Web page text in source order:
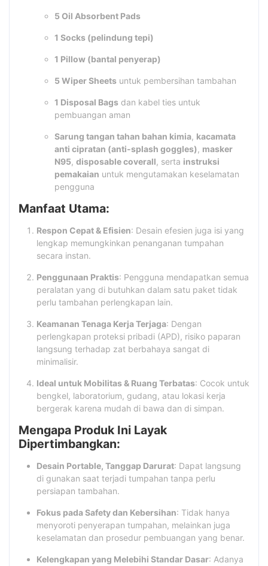
5 Oil Absorbent Pads
1 Socks (pelindung tepi)
1 Pillow (bantal penyerap)
5 Wiper Sheets untuk pembersihan tambahan
1 Disposal Bags dan kabel ties untuk
pembuangan aman
Sarung tangan tahan bahan kimia, kacamata
anti cipratan (anti-splash goggles), masker
N95, disposable coverall, serta instruksi
pemakaian untuk mengutamakan keselamatan
pengguna
Manfaat Utama:
Respon Cepat & Efisien: Desain efesien juga isi yang
lengkap memungkinkan penanganan tumpahan
secara instan.
Penggunaan Praktis: Pengguna mendapatkan semua
peralatan yang di butuhkan dalam satu paket tidak
perlu tambahan perlengkapan lain.
Keamanan Tenaga Kerja Terjaga: Dengan
perlengkapan proteksi pribadi (APD), risiko paparan
langsung terhadap zat berbahaya sangat di
minimalisir.
Ideal untuk Mobilitas & Ruang Terbatas: Cocok untuk
bengkel, laboratorium, gudang, atau lokasi kerja
bergerak karena mudah di bawa dan di simpan.
Mengapa Produk Ini Layak
Dipertimbangkan:
Desain Portable, Tanggap Darurat: Dapat langsung
di gunakan saat terjadi tumpahan tanpa perlu
persiapan tambahan.
Fokus pada Safety dan Kebersihan: Tidak hanya
menyoroti penyerapan tumpahan, melainkan juga
keselamatan dan prosedur pembuangan yang benar.
Kelengkapan yang Melebihi Standar Dasar: Adanya